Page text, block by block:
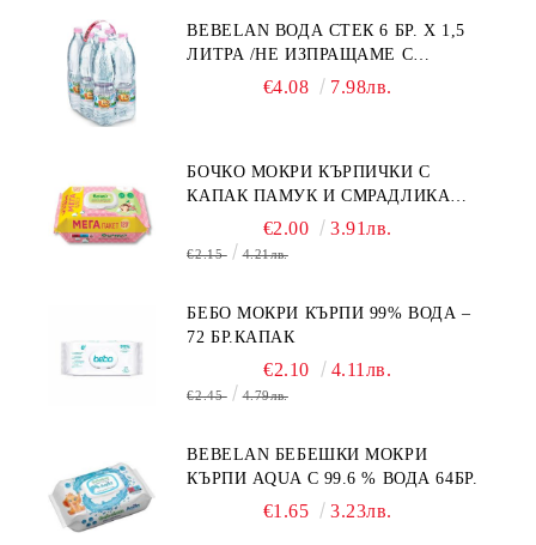
BEBELAN ВОДА СТЕК 6 БР. Х 1,5
ЛИТРА /НЕ ИЗПРАЩАМЕ С
€4.08 7.98лв.
БОЧКО МОКРИ КЪРПИЧКИ С
КАПАК ПАМУК И СМРАДЛИКА
€2.00 3.91лв.
€2.15 4.21лв.
БЕБО МОКРИ КЪРПИ 99% ВОДА –
72 БР.КАПАК
€2.10 4.11лв.
€2.45 4.79лв.
BEBELAN БЕБЕШКИ МОКРИ
КЪРПИ AQUA С 99.6 % ВОДА 64БР.
€1.65 3.23лв.